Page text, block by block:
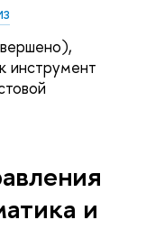
инструмент
и